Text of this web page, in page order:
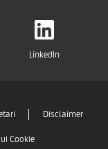
LinkedIn
Disclaimer
Cookie